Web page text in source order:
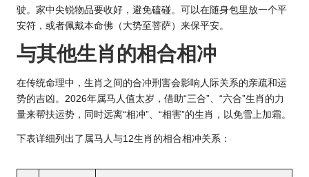
驶。家中尖锐物品要收好，避免磕碰。可以在随身包里放一个平
安符，或者佩戴本命佛（大势至菩萨）来保平安。
与其他生肖的相合相冲
在传统命理中，生肖之间的合冲刑害会影响人际关系的亲疏和运
势的吉凶。2026年属马人值太岁，借助“三合”、“六合”生肖的力
量来帮扶运势，同时远离“相冲”、“相害”的生肖，以免雪上加霜。
下表详细列出了属马人与12生肖的相合相冲关系：